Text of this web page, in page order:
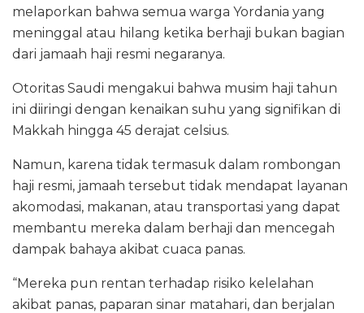
melaporkan bahwa semua warga Yordania yang
meninggal atau hilang ketika berhaji bukan bagian
dari jamaah haji resmi negaranya.
Otoritas Saudi mengakui bahwa musim haji tahun
ini diiringi dengan kenaikan suhu yang signifikan di
Makkah hingga 45 derajat celsius.
Namun, karena tidak termasuk dalam rombongan
haji resmi, jamaah tersebut tidak mendapat layanan
akomodasi, makanan, atau transportasi yang dapat
membantu mereka dalam berhaji dan mencegah
dampak bahaya akibat cuaca panas.
“Mereka pun rentan terhadap risiko kelelahan
akibat panas, paparan sinar matahari, dan berjalan